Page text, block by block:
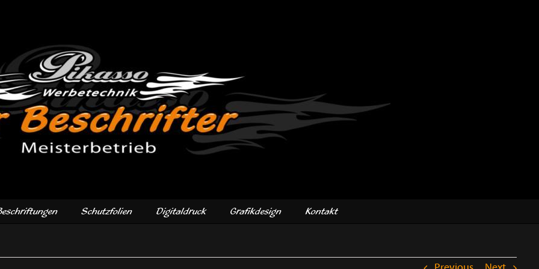
Schutzfolien Digitaldruck Grafikdesign Kontakt